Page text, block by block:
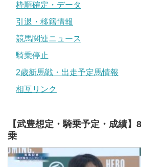
枠順確定・データ
引退・移籍情報
競馬関連ニュース
騎乗停止
2歳新馬戦・出走予定馬情報
相互リンク
【武豊想定・騎乗予定・成績
乗